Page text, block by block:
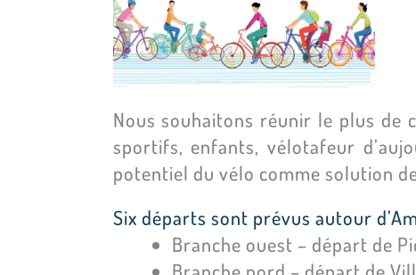
Nous souhaitons réunir le plus de
sportifs, enfants, vélotafeur
potentiel du vélo comme solution
Six départs sont prévus autour
Branche ouest – départ de